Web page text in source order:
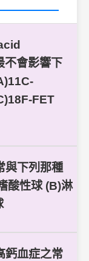
會影響下
FET
與下列那種
酸性球 (B)淋
鈣血症之常